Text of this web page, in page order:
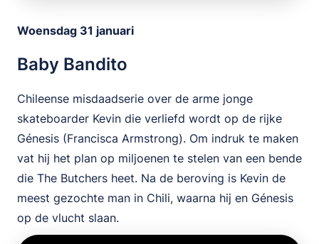
Woensdag 31 januari
Baby Bandito
Chileense misdaadserie over de arme jonge
skateboarder Kevin die verliefd wordt op de rijke
Génesis (Francisca Armstrong). Om indruk te maken
vat hij het plan op miljoenen te stelen van een bende
die The Butchers heet. Na de beroving is Kevin de
meest gezochte man in Chili, waarna hij en Génesis
op de vlucht slaan.